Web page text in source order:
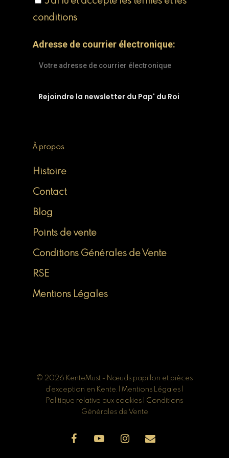
conditions
Adresse de courrier électronique:
À propos
Histoire
Contact
Blog
Points de vente
Conditions Générales de Vente
RSE
Mentions Légales
© 2026 KenteMust - Nœuds papillon et pièces
d'exception en Kente. | Mentions Légales
Politique relative aux cookies
Conditions
Générales de Vente
facebookyoutubeinstagramemail